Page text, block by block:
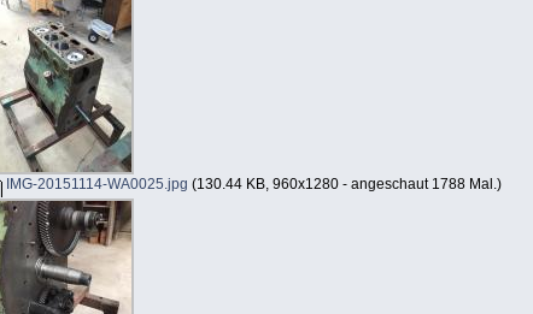
IMG-20151114-WA0025.jpg (130.44 KB, 960x1280 - angeschaut 1788 Mal.)